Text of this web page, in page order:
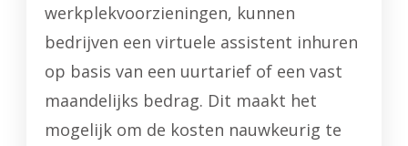
werkplekvoorzieningen, kunnen
bedrijven een virtuele assistent inhuren
op basis van een uurtarief of een vast
maandelijks bedrag. Dit maakt het
mogelijk om de kosten nauwkeurig te